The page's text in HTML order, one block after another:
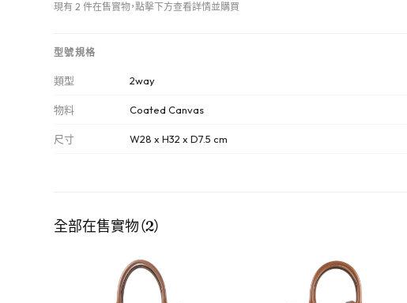
現有 2 件在售實物，點擊下方查看詳情並購買
型號規格
類型 2way
物料 Coated Canvas
尺寸 W28 x H32 x D7.5 cm
全部在售實物（2）